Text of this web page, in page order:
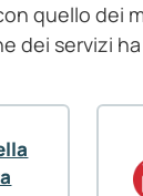
quello dei
dei servizi